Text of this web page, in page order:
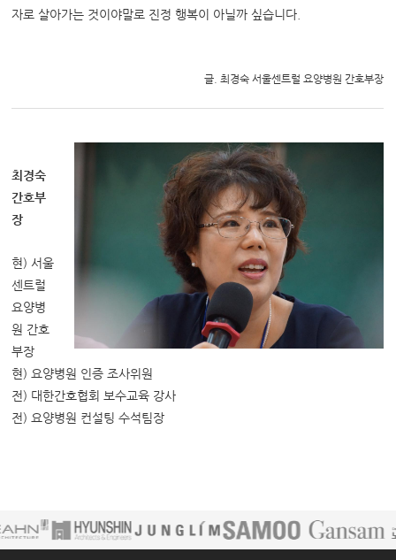
자로 살아가는 것이야말로 진정 행복이 아닐까 싶습니다.
글. 최경숙 서울센트럴 요양병원 간호부장
최경숙
간호부
장
현) 서울
센트럴
요양병
원 간호
부장
현) 요양병원 인증 조사위원
전) 대한간호협회 보수교육 강사
전) 요양병원 컨설팅 수석팀장